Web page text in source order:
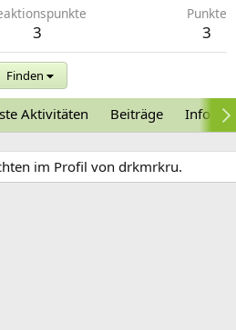
3
Punkte
3
Finden
Aktivitäten Beiträge
im Profil von drkmrkru.